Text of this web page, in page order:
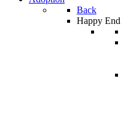
Back
Happy End